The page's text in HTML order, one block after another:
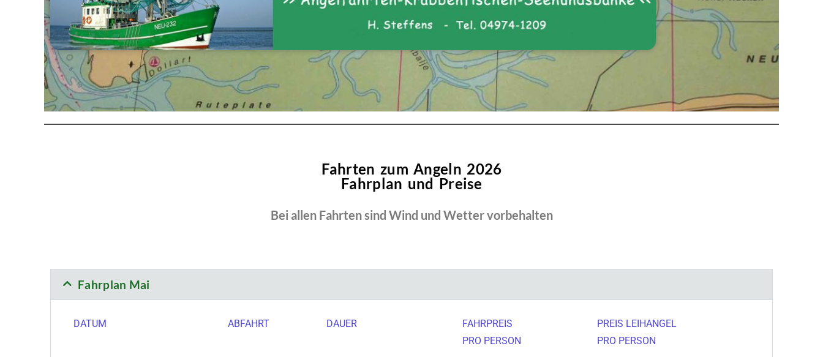
Fahrten zum Angeln 2026
Fahrplan und Preise
Bei allen Fahrten sind Wind und Wetter vorbehalten
Fahrplan Mai
DATUM ABFAHRT DAUER
FAHRPREIS
PRO PERSON
PREIS LEIHANGEL
PRO PERSON